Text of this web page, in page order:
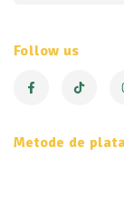
Follow us
Metode de